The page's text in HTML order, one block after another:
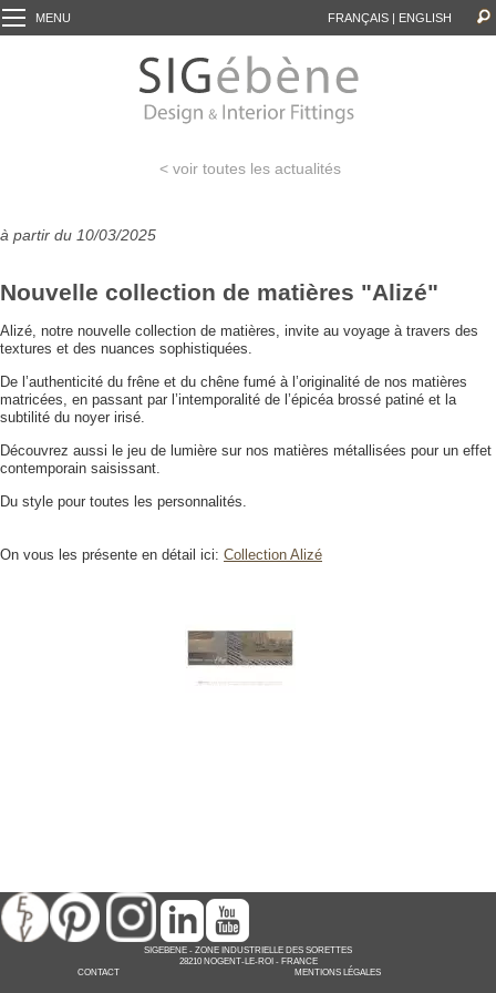
MENU FRANÇAIS | ENGLISH
< voir toutes les actualités
à partir du 10/03/2025
Nouvelle collection de matières "Alizé"
Alizé, notre nouvelle collection de matières, invite au voyage à travers des
textures et des nuances sophistiquées.
De l’authenticité du frêne et du chêne fumé à l’originalité de nos matières
matricées, en passant par l’intemporalité de l’épicéa brossé patiné et la
subtilité du noyer irisé.
Découvrez aussi le jeu de lumière sur nos matières métallisées pour un effet
contemporain saisissant.
Du style pour toutes les personnalités.
On vous les présente en détail ici: Collection Alizé
SIGEBENE - ZONE INDUSTRIELLE DES SORETTES
28210 NOGENT-LE-ROI - FRANCE
CONTACT
MENTIONS LÉGALES